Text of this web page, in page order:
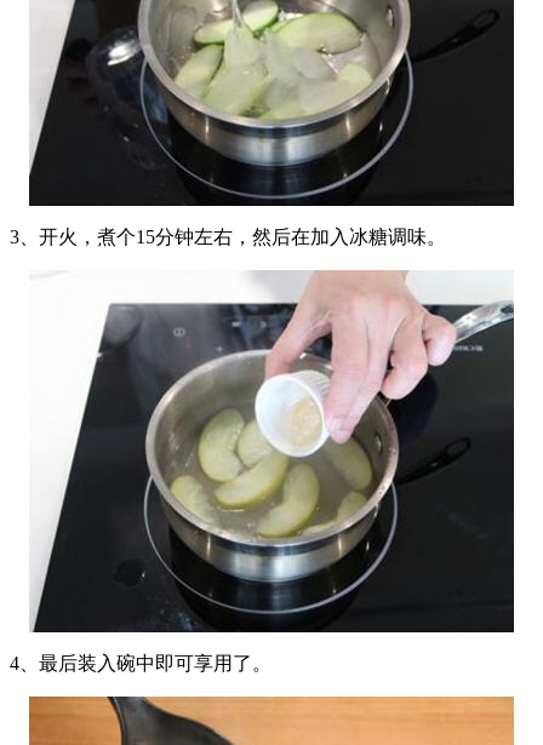
3、开火，煮个15分钟左右，然后在加入冰糖调味。
4、最后装入碗中即可享用了。